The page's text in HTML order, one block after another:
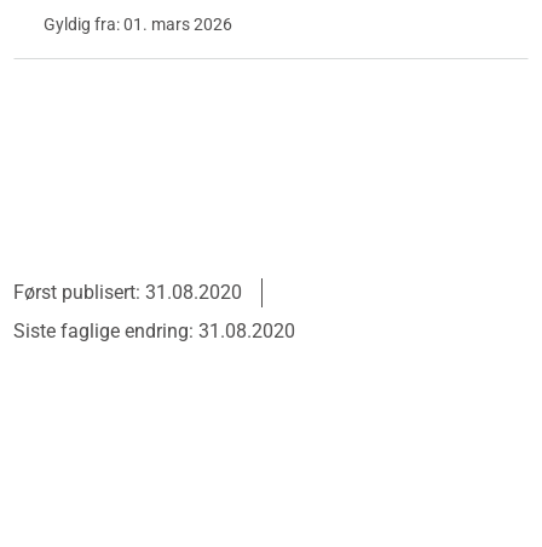
Gyldig fra: 01. mars 2026
Først publisert: 31.08.2020
Siste faglige endring: 31.08.2020